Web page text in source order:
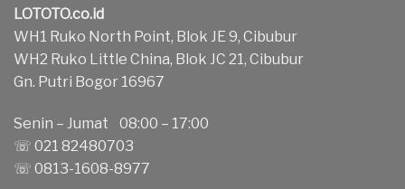
LOTOTO.co.id
WH1 Ruko North Point, Blok JE 9, Cibubur
WH2 Ruko Little China, Blok JC 21, Cibubur
Gn. Putri Bogor 16967
Senin – Jumat 08:00 – 17:00
☏ 021 82480703
☏ 0813-1608-8977